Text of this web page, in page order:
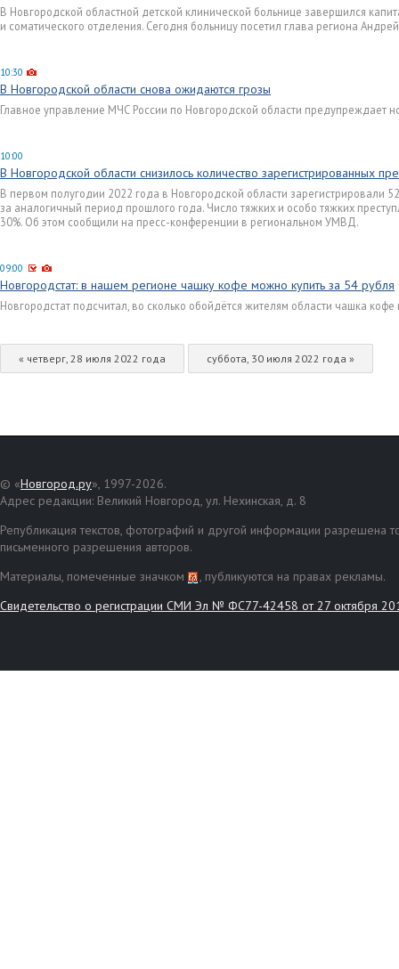
В Новгородской областной детской клинической больнице завершился
и соматического отделения. Сегодня больницу посетил глава региона
10:30
В Новгородской области снова ожидаются грозы
Главное управление МЧС России по Новгородской области предупреждает
10:00
В Новгородской области снизилось количество зарегистрированных
В первом полугодии 2022 года в Новгородской области зарегистрировали
за аналогичный период прошлого года. Число тяжких и особо тяжких
30%. Об этом сообщили на пресс-конференции в региональном УМВД.
09:00
Новгородстат: в нашем регионе чашку кофе можно купить за 54 рубля
Новгородстат подсчитал, во сколько обойдётся жителям области чашка
« четверг, 28 июля 2022 года суббота, 30 июля 2022 года »
© «Новгород.ру», 1997-2026.
Адрес редакции: Великий Новгород, ул. Нехинская, д. 8
Републикация текстов, фотографий и другой информации разрешена
письменного разрешения авторов.
Материалы, помеченные значком
, публикуются на правах рекламы.
Свидетельство о регистрации СМИ Эл № ФС77-42458 от 27 октября